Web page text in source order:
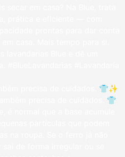
precisa de cuidados. 👕✨